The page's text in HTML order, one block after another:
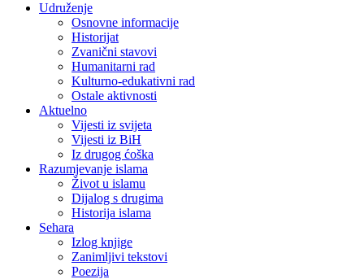
Udruženje
Osnovne informacije
Historijat
Zvanični stavovi
Humanitarni rad
Kulturno-edukativni rad
Ostale aktivnosti
Aktuelno
Vijesti iz svijeta
Vijesti iz BiH
Iz drugog ćoška
Razumjevanje islama
Život u islamu
Dijalog s drugima
Historija islama
Sehara
Izlog knjige
Zanimljivi tekstovi
Poezija